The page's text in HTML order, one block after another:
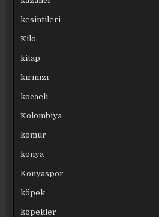
kesintileri
Kilo
kitap
kırmızı
kocaeli
Kolombiya
kömür
konya
Konyaspor
köpek
köpekler